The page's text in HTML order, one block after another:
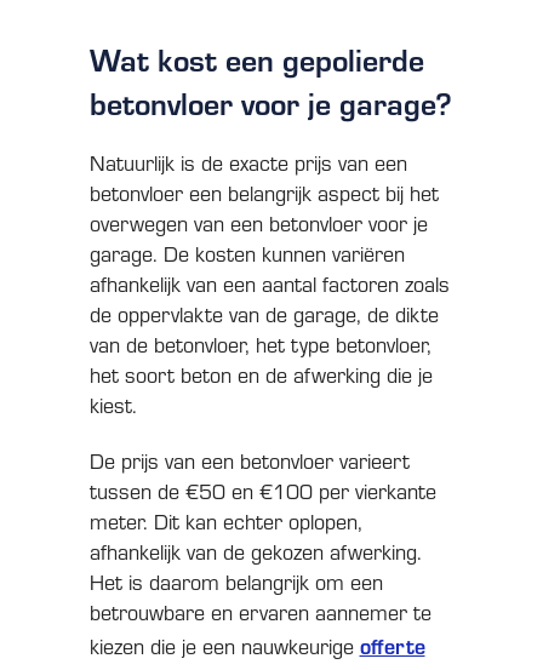
Wat kost een gepolierde
betonvloer voor je garage?
Natuurlijk is de exacte prijs van een
betonvloer een belangrijk aspect bij het
overwegen van een betonvloer voor je
garage. De kosten kunnen variëren
afhankelijk van een aantal factoren zoals
de oppervlakte van de garage, de dikte
van de betonvloer, het type betonvloer,
het soort beton en de afwerking die je
kiest.
De prijs van een betonvloer varieert
tussen de €50 en €100 per vierkante
meter. Dit kan echter oplopen,
afhankelijk van de gekozen afwerking.
Het is daarom belangrijk om een
betrouwbare en ervaren aannemer te
kiezen die je een nauwkeurige offerte